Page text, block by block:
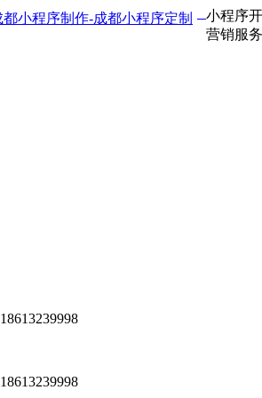
小程序
营销服
18613239998
18613239998